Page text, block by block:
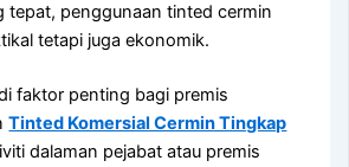
tepat, penggunaan tinted cermin
tetapi juga ekonomik.
faktor penting bagi premis
Tinted Komersial Cermin Tingkap
dalaman pejabat atau premis